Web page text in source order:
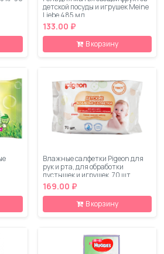
детской посуды и игрушек Meine
Liebe 485 мл
133.00 ₽
В корзину
Влажные салфетки Pigeon для
рук и рта, для обработки
пустышек и игрушек, 70 шт
169.00 ₽
В корзину